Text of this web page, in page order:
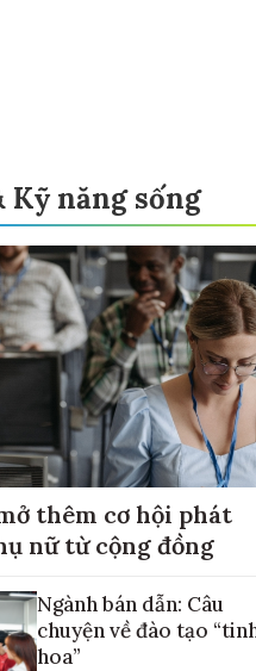
năng sống
thêm cơ hội phát
nữ từ cộng đồng
Ngành bán dẫn: Câu
chuyện về đào tạo
hoa”